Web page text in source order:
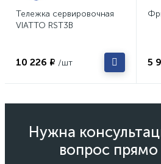
Тележка сервировочная
VIATTO RST3B
10 226 ₽ /шт 5
Нужна
вопрос прямо